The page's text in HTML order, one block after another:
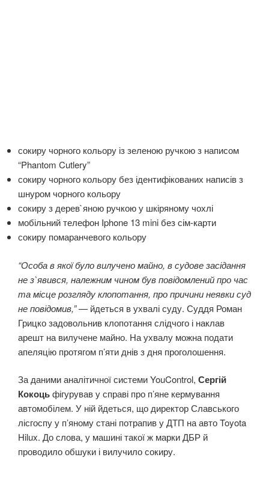
сокиру чорного кольору із зеленою ручкою з написом
“Phantom Cutlery”
сокиру чорного кольору без ідентифікованих написів з
шнуром чорного кольору
сокиру з дерев`яною ручкою у шкіряному чохлі
мобільний телефон Iphone 13 mini без сім-карти
сокиру помаранчевого кольору
“Особа в якої було вилучено майно, в судове засідання
не з`явився, належним чином був повідомлений про час
та місце розгляду клопотання, про причини неявки суд
не повідомив,” —йдеться в ухвалі суду. Суддя Роман
Грицко задовольнив клопотання слідчого і наклав
арешт на вилучене майно. На ухвалу можна подати
апеляцію протягом п’яти днів з дня проголошення.
За даними аналітичної системи YouControl, Сергій
Кокоцьфігурував у справі про п’яне кермування
автомобілем. У ній йдеться, що директор Славського
лісгоспу у п’яному стані потрапив у ДТП на авто Toyota
Hilux. До слова, у машині такої ж марки ДБР й
проводило обшуки і вилучило сокиру.